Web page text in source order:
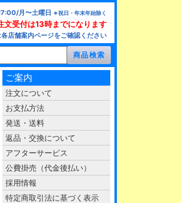
月〜土曜日 ※祝日・年末年始除く
文受付は13時までになります
店舗案内ページをご確認ください
ご案内
注文について
お支払方法
発送・送料
返品・交換について
アフターサービス
公費掛売（代金後払い）
採用情報
特定商取引法に基づく表示